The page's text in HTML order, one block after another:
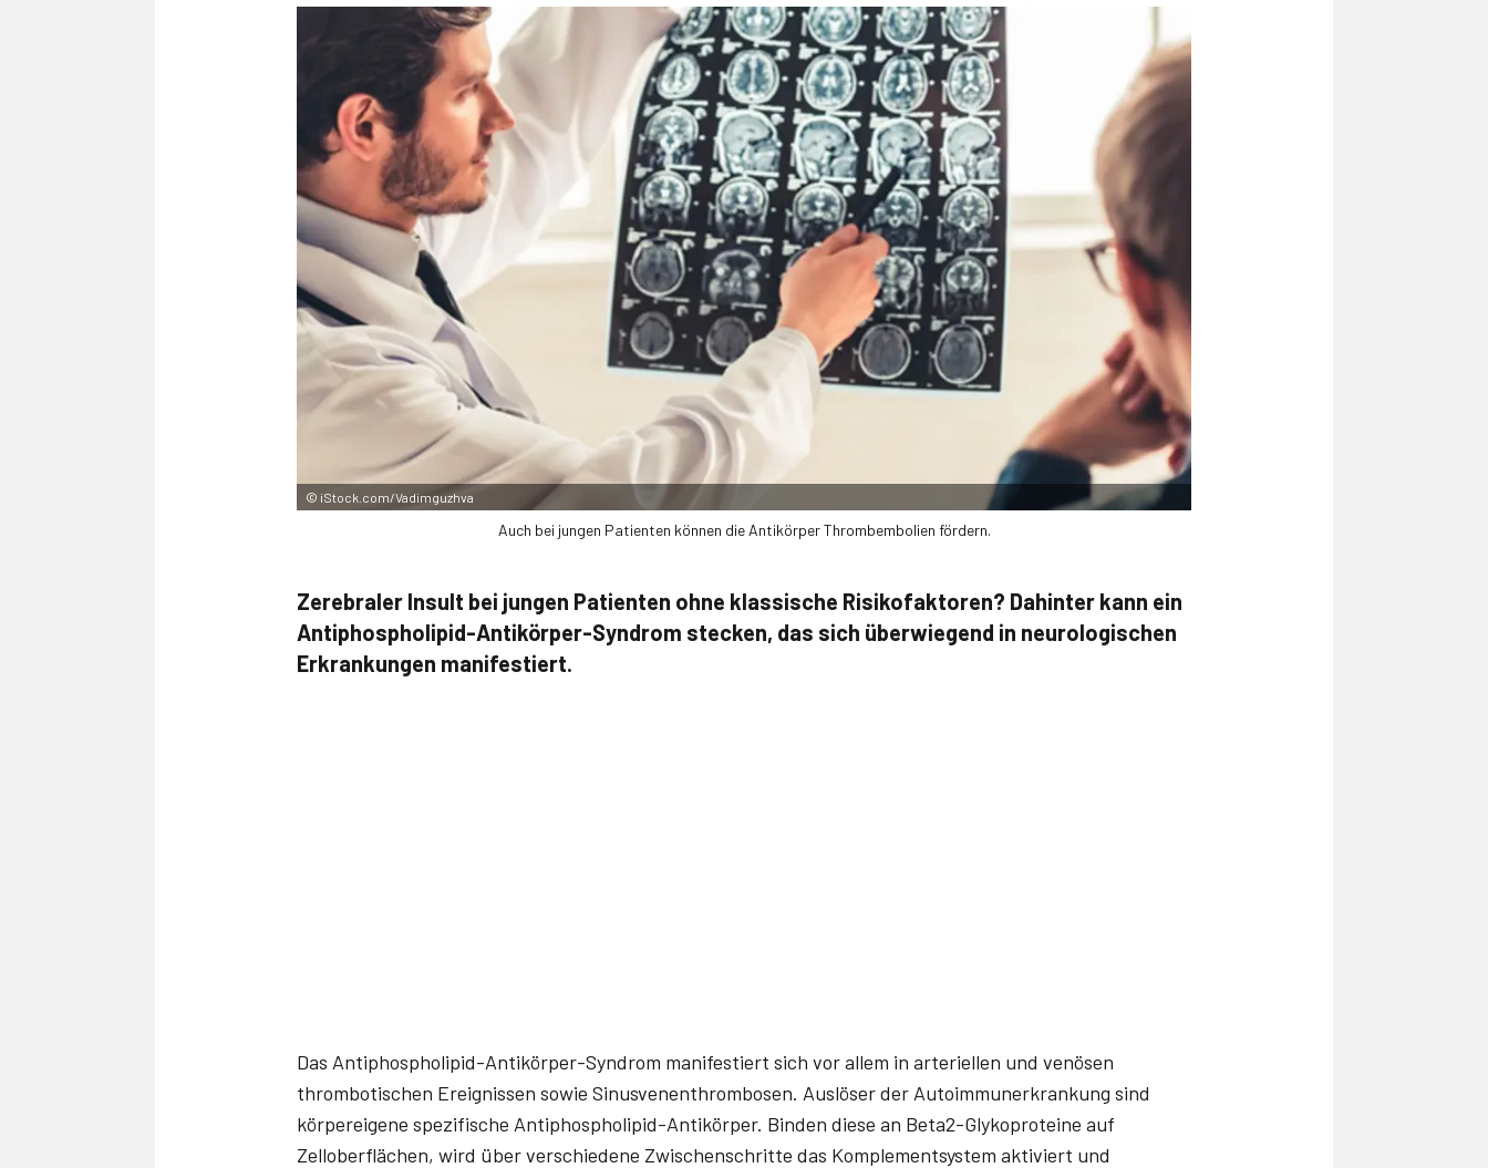
© iStock.com/Vadimguzhva
Auch bei jungen Patienten können die Antikörper Thrombembolien fördern.
Zerebraler Insult bei jungen Patienten ohne klassische Risikofaktoren? Dahinter kann ein
Antiphospholipid-Antikörper-Syndrom stecken, das sich überwiegend in neurologischen
Erkrankungen manifestiert.
Das Antiphospholipid-Antikörper-Syndrom manifestiert sich vor allem in arteriellen und venösen
thrombotischen Ereignissen sowie Sinusvenenthrombosen. Auslöser der Autoimmunerkrankung sind
körpereigene spezifische Antiphospholipid-Antikörper. Binden diese an Beta2-Glykoproteine auf
Zelloberflächen, wird über verschiedene Zwischenschritte das Komplementsystem aktiviert und